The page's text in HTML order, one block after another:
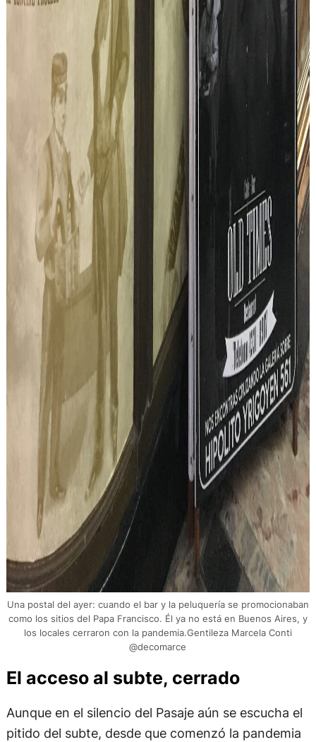
Una postal del ayer: cuando el bar y la peluquería se promocionaban
como los sitios del Papa Francisco. Él ya no está en Buenos Aires, y
los locales cerraron con la pandemia.Gentileza Marcela Conti
@decomarce
El acceso al subte, cerrado
Aunque en el silencio del Pasaje aún se escucha el
pitido del subte, desde que comenzó la pandemia